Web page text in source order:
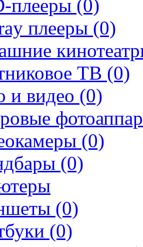
плееры (0)
плееры (0)
ТВ (0)
и видео (0)
(0)
(0)
(0)
(0)